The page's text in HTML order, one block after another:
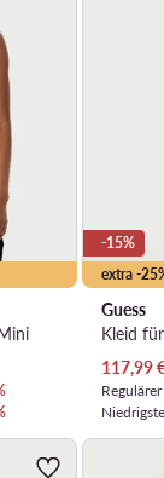
extra -
-15%
Guess
Aktueller
117,99